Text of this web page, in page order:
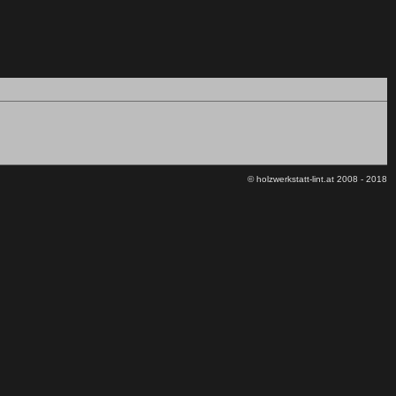
© holzwerkstatt-lint.at 2008 - 2018